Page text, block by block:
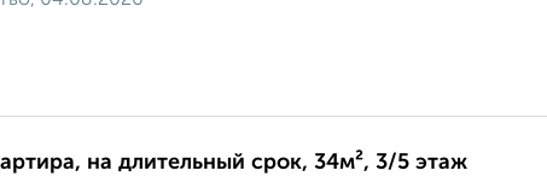
на длительный срок, 34м², 3/5 этаж